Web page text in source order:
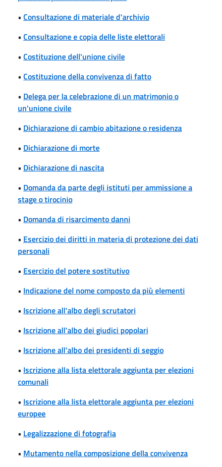
• Consultazione di materiale d'archivio
• Consultazione e copia delle liste elettorali
• Costituzione dell'unione civile
• Costituzione della convivenza di fatto
• Delega per la celebrazione di un matrimonio o
un'unione civile
• Dichiarazione di cambio abitazione o residenza
• Dichiarazione di morte
• Dichiarazione di nascita
• Domanda da parte degli istituti per ammissione a
stage o tirocinio
• Domanda di risarcimento danni
• Esercizio dei diritti in materia di protezione dei dati
personali
• Esercizio del potere sostitutivo
• Indicazione del nome composto da più elementi
• Iscrizione all'albo degli scrutatori
• Iscrizione all'albo dei giudici popolari
• Iscrizione all'albo dei presidenti di seggio
• Iscrizione alla lista elettorale aggiunta per elezioni
comunali
• Iscrizione alla lista elettorale aggiunta per elezioni
europee
• Legalizzazione di fotografia
• Mutamento nella composizione della convivenza